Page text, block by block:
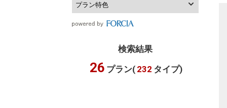
プラン特色
検索結果
26 プラン( 232 タイプ)